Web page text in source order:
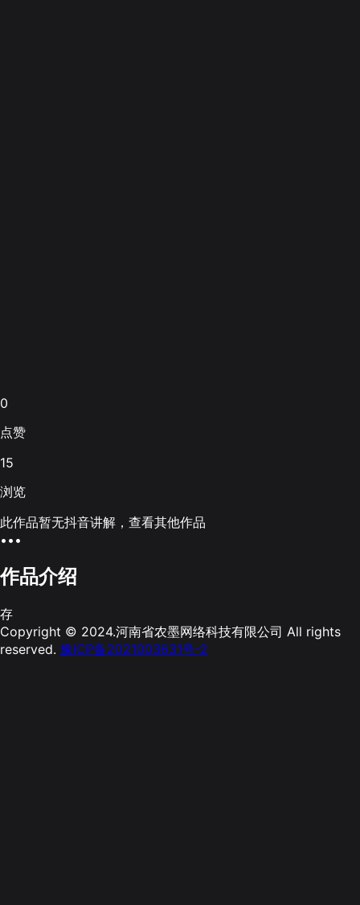
0
点赞
15
浏览
此作品暂无抖音讲解，查看其他作品
•••
作品介绍
存
Copyright © 2024.河南省农墨网络科技有限公司 All rights
reserved. 豫ICP备2021003631号-2